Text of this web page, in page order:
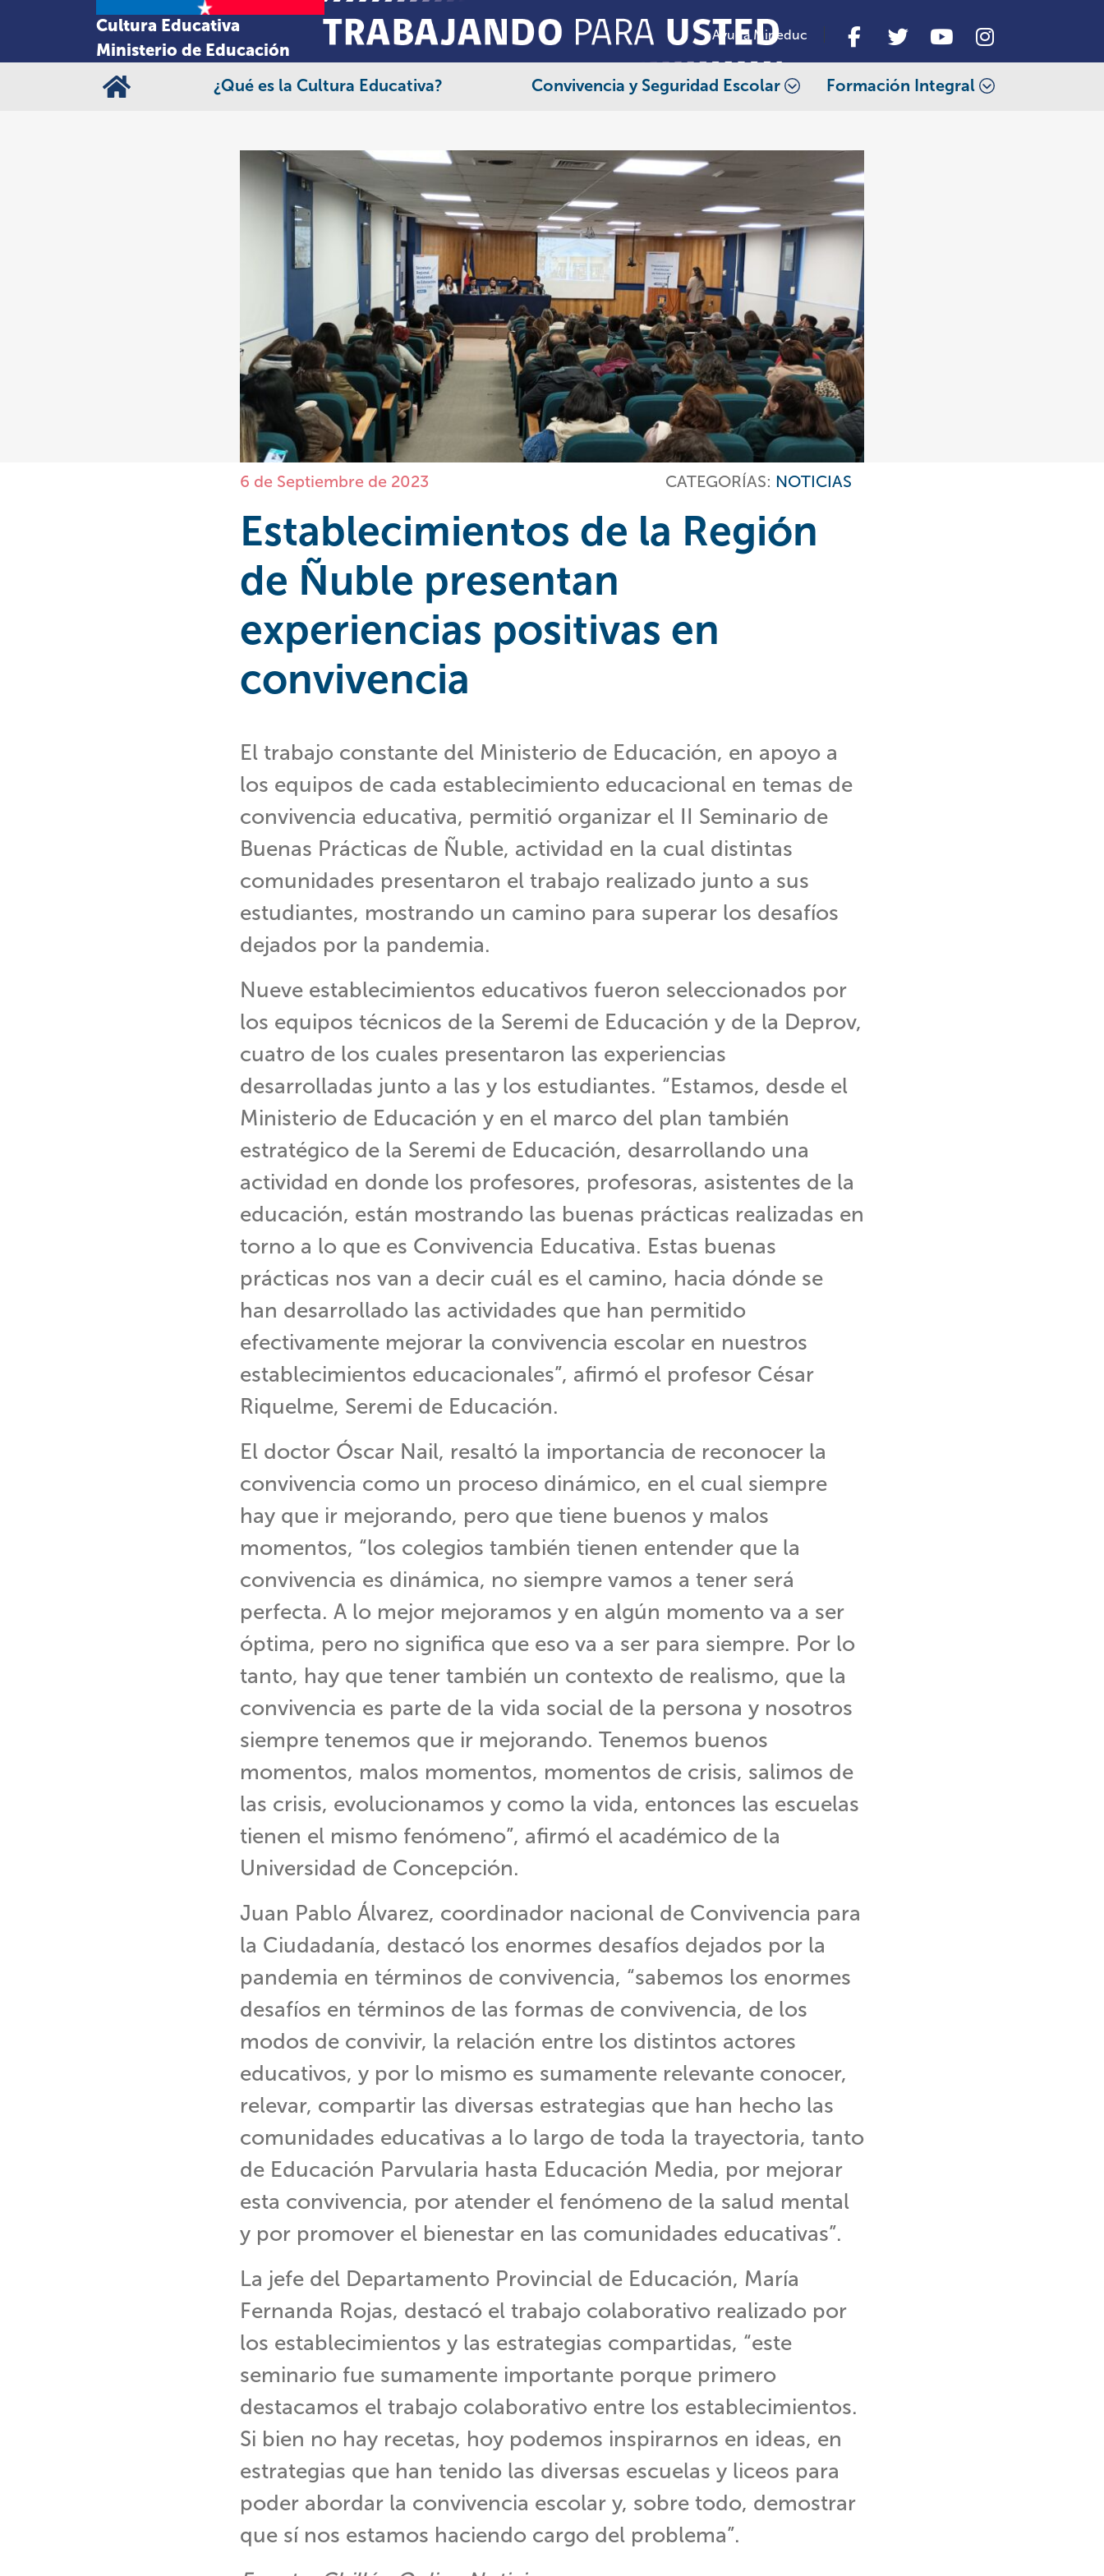
Cultura Educativa
Ministerio de Educación
Ayuda Mineduc
¿Qué es la Cultura Educativa? Convivencia y Seguridad Escolar Formación Integral
6 de Septiembre de 2023 CATEGORÍAS: NOTICIAS
Establecimientos de la Región
de Ñuble presentan
experiencias positivas en
convivencia
El trabajo constante del Ministerio de Educación, en apoyo a
los equipos de cada establecimiento educacional en temas de
convivencia educativa, permitió organizar el II Seminario de
Buenas Prácticas de Ñuble, actividad en la cual distintas
comunidades presentaron el trabajo realizado junto a sus
estudiantes, mostrando un camino para superar los desafíos
dejados por la pandemia.
Nueve establecimientos educativos fueron seleccionados por
los equipos técnicos de la Seremi de Educación y de la Deprov,
cuatro de los cuales presentaron las experiencias
desarrolladas junto a las y los estudiantes. “Estamos, desde el
Ministerio de Educación y en el marco del plan también
estratégico de la Seremi de Educación, desarrollando una
actividad en donde los profesores, profesoras, asistentes de la
educación, están mostrando las buenas prácticas realizadas en
torno a lo que es Convivencia Educativa. Estas buenas
prácticas nos van a decir cuál es el camino, hacia dónde se
han desarrollado las actividades que han permitido
efectivamente mejorar la convivencia escolar en nuestros
establecimientos educacionales”, afirmó el profesor César
Riquelme, Seremi de Educación.
El doctor Óscar Nail, resaltó la importancia de reconocer la
convivencia como un proceso dinámico, en el cual siempre
hay que ir mejorando, pero que tiene buenos y malos
momentos, “los colegios también tienen entender que la
convivencia es dinámica, no siempre vamos a tener será
perfecta. A lo mejor mejoramos y en algún momento va a ser
óptima, pero no significa que eso va a ser para siempre. Por lo
tanto, hay que tener también un contexto de realismo, que la
convivencia es parte de la vida social de la persona y nosotros
siempre tenemos que ir mejorando. Tenemos buenos
momentos, malos momentos, momentos de crisis, salimos de
las crisis, evolucionamos y como la vida, entonces las escuelas
tienen el mismo fenómeno”, afirmó el académico de la
Universidad de Concepción.
Juan Pablo Álvarez, coordinador nacional de Convivencia para
la Ciudadanía, destacó los enormes desafíos dejados por la
pandemia en términos de convivencia, “sabemos los enormes
desafíos en términos de las formas de convivencia, de los
modos de convivir, la relación entre los distintos actores
educativos, y por lo mismo es sumamente relevante conocer,
relevar, compartir las diversas estrategias que han hecho las
comunidades educativas a lo largo de toda la trayectoria, tanto
de Educación Parvularia hasta Educación Media, por mejorar
esta convivencia, por atender el fenómeno de la salud mental
y por promover el bienestar en las comunidades educativas”.
La jefe del Departamento Provincial de Educación, María
Fernanda Rojas, destacó el trabajo colaborativo realizado por
los establecimientos y las estrategias compartidas, “este
seminario fue sumamente importante porque primero
destacamos el trabajo colaborativo entre los establecimientos.
Si bien no hay recetas, hoy podemos inspirarnos en ideas, en
estrategias que han tenido las diversas escuelas y liceos para
poder abordar la convivencia escolar y, sobre todo, demostrar
que sí nos estamos haciendo cargo del problema”.